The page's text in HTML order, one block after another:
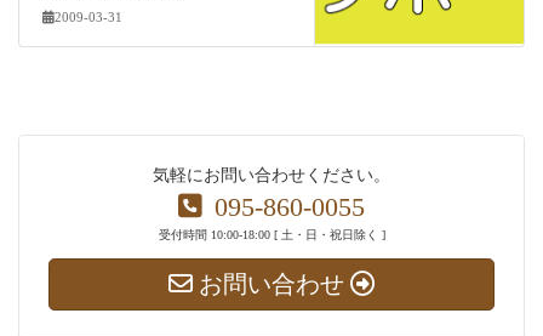
2009-03-31
気軽にお問い合わせください。
095-860-0055
受付時間 10:00-18:00 [ 土・日・祝日除く ]
お問い合わせ